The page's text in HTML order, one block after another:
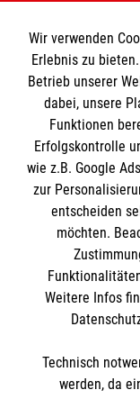
Impressum
Datenschutz
Kontakt
Die
Malteser in
Sharepoint
IBAN: DE39
So finden
Wir verwenden
Erlebnis zu
Betrieb unserer
dabei, unsere
Funktionen
Erfolgskontrolle
wie z.B. Google
zur
entscheiden
möchten.
Weitere Infos
Technisch
werden, da